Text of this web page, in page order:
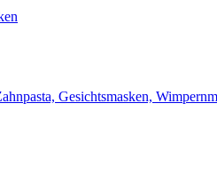
Gesichtsmasken,